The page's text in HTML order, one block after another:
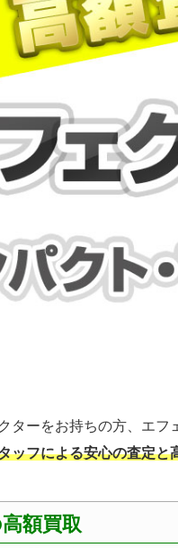
ターをお持ちの方、エフ
ッフによる安心の査定と
額買取